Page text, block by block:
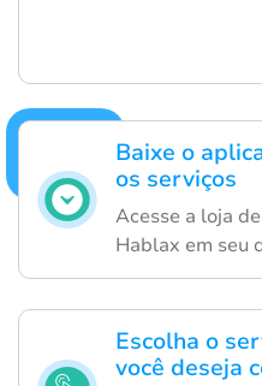
Baixe o
os serviços
Acesse a loja
Hablax em seu
Escolha o
você deseja